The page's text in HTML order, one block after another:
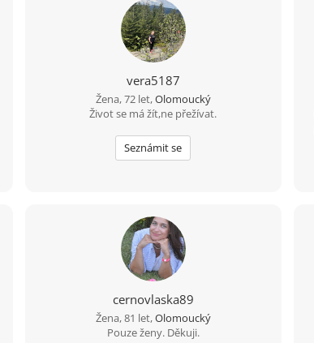
vera5187
Žena, 72 let,Olomoucký
Život se má žít,ne přežívat.
Seznámit se
cernovlaska89
Žena, 81 let,Olomoucký
Pouze ženy. Děkuji.